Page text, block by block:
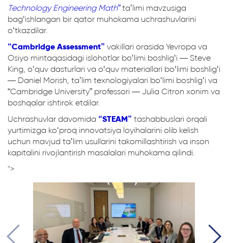
Technology Engineering Math”taʼlimi mavzusiga
bagʻishlangan bir qator muhokama uchrashuvlarini
oʻtkazdilar.
“Cambridge Assessment” vakillari orasida Yevropa va
Osiyo mintaqasidagi islohotlar boʻlimi boshligʻi — Steve
King, oʻquv dasturlari va oʻquv materiallari boʻlimi boshligʻi
— Daniel Morish, taʼlim texnologiyalari boʻlimi boshligʻi va
“Cambridge University” professori — Julia Citron xonim va
boshqalar ishtirok etdilar.
Uchrashuvlar davomida “STEAM” tashabbuslari orqali
yurtimizga koʻproq innovatsiya loyihalarini olib kelish
uchun mavjud taʼlim usullarini takomillashtirish va inson
kapitalini rivojlantirish masalalari muhokama qilindi.
">